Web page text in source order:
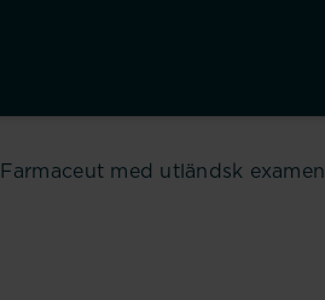
Farmaceut med utländsk examen